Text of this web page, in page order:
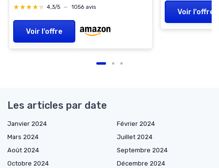
★★★★★
★★★★★ 4,3/5 — 1056 avis
Voir l'offre
Voir l'offre
Les articles par date
Janvier 2024
Février 2024
Mars 2024
Juillet 2024
Août 2024
Septembre 2024
Octobre 2024
Décembre 2024